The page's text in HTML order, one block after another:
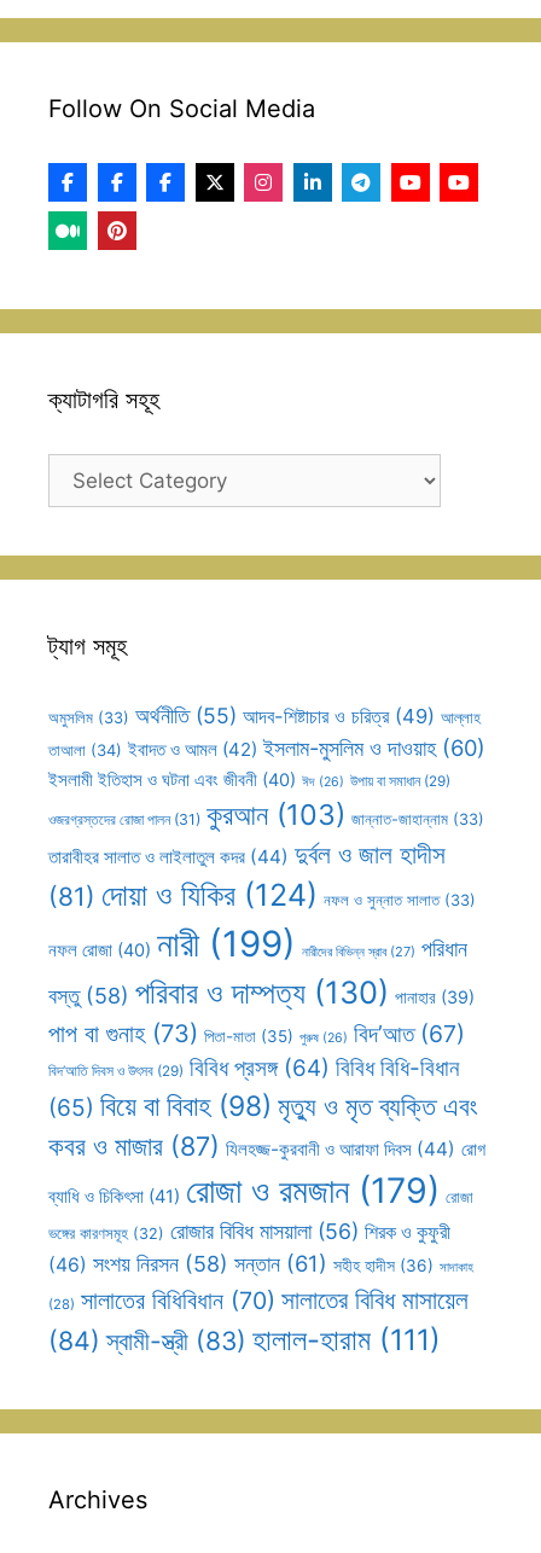
Follow On Social Media
ক্যাটাগরি সহূহ
ক্যাটাগরি
ট্যাগ সমূহ
অমুসলিম (33) অর্থনীতি(55) আদব-শিষ্টাচার ও চরিত্র(49) আল্লাহ
তাআলা (34) ইবাদত ও আমল (42) ইসলাম-মুসলিম ও দাওয়াহ(60)
ইসলামী ইতিহাস ও ঘটনা এবং জীবনী (40) ঈদ (26) উপায় বা সমাধান(29)
ওজরগ্রস্তদের রোজা পালন(31) কুরআন(103) জান্নাত-জাহান্নাম (33)
তারাবীহর সালাত ও লাইলাতুল কদর (44) দুর্বল ও জাল হাদীস
(81) দোয়া ও যিকির (124) নফল ও সুন্নাত সালাত(33)
নফল রোজা (40) নারী(199) নারীদের বিভিন্ন স্রাব(27) পরিধান
বস্তু(58) পরিবার ও দাম্পত্য (130) পানাহার (39)
পাপ বা গুনাহ(73) পিতা-মাতা (35) পুরুষ (26) বিদ’আত(67)
বিদ’আতি দিবস ও উৎসব (29) বিবিধ প্রসঙ্গ(64) বিবিধ বিধি-বিধান
(65) বিয়ে বা বিবাহ (98) মৃত্যু ও মৃত ব্যক্তি এবং
কবর ও মাজার (87) যিলহজ্জ-কুরবানী ও আরাফা দিবস (44) রোগ
ব্যাধি ও চিকিৎসা (41) রোজা ও রমজান(179) রোজা
ভঙ্গের কারণসমূহ (32) রোজার বিবিধ মাসয়ালা(56) শিরক ও কুফুরী
(46) সংশয় নিরসন (58) সন্তান (61) সহীহ হাদীস (36) সাদাকাহ
(28) সালাতের বিধিবিধান (70) সালাতের বিবিধ মাসায়েল
(84) স্বামী-স্ত্রী (83) হালাল-হারাম (111)
Archives